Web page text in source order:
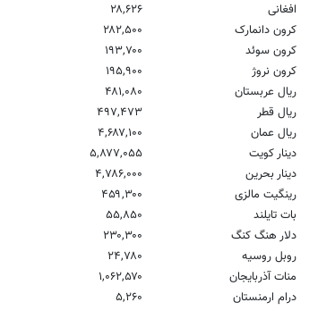
افغانی
۲۸,۶۲۶
کرون دانمارک
۲۸۲,۵۰۰
کرون سوئد
۱۹۳,۷۰۰
کرون نروژ
۱۹۵,۹۰۰
ریال عربستان
۴۸۱,۰۸۰
ریال قطر
۴۹۷,۴۷۳
ریال عمان
۴,۶۸۷,۱۰۰
دینار کویت
۵,۸۷۷,۰۵۵
دینار بحرین
۴,۷۸۶,۰۰۰
رینگیت مالزی
۴۵۹,۳۰۰
بات تایلند
۵۵,۸۵۰
دلار هنگ کنگ
۲۳۰,۳۰۰
روبل روسیه
۲۴,۷۸۰
منات آذربایجان
۱,۰۶۲,۵۷۰
درام ارمنستان
۵,۲۶۰